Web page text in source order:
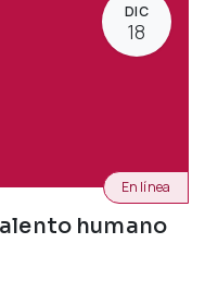
DIC
18
humano
En línea